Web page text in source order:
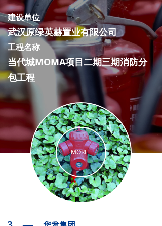
建设单位
武汉原绿英赫置业有限公司
工程名称
当代城MOMA项目二期三期消防分
包工程
MORE+